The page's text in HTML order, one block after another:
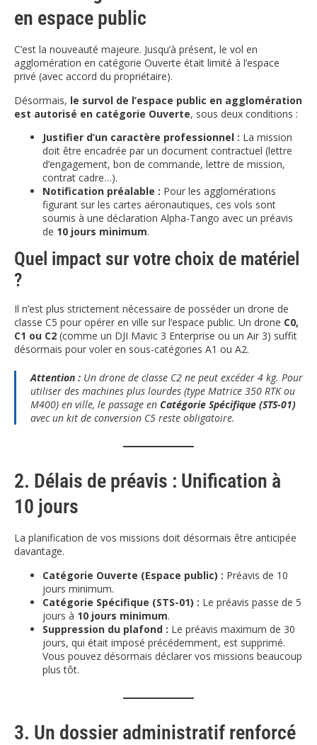
en espace public
C’est la nouveauté majeure. Jusqu’à présent, le vol en
agglomération en catégorie Ouverte était limité à l’espace
privé (avec accord du propriétaire).
Désormais, le survol de l’espace public en agglomération
est autorisé en catégorie Ouverte, sous deux conditions :
Justifier d’un caractère professionnel : La mission
doit être encadrée par un document contractuel (lettre
d’engagement, bon de commande, lettre de mission,
contrat cadre…).
Notification préalable : Pour les agglomérations
figurant sur les cartes aéronautiques, ces vols sont
soumis à une déclaration Alpha-Tango avec un préavis
de 10 jours minimum.
Quel impact sur votre choix de matériel
?
Il n’est plus strictement nécessaire de posséder un drone de
classe C5 pour opérer en ville sur l’espace public. Un drone C0,
C1 ou C2 (comme un DJI Mavic 3 Enterprise ou un Air 3) suffit
désormais pour voler en sous-catégories A1 ou A2.
Attention : Un drone de classe C2 ne peut excéder 4 kg. Pour
utiliser des machines plus lourdes (type Matrice 350 RTK ou
M400) en ville, le passage en Catégorie Spécifique (STS-01)
avec un kit de conversion C5 reste obligatoire.
2. Délais de préavis : Unification à
10 jours
La planification de vos missions doit désormais être anticipée
davantage.
Catégorie Ouverte (Espace public) : Préavis de 10
jours minimum.
Catégorie Spécifique (STS-01) : Le préavis passe de 5
jours à 10 jours minimum.
Suppression du plafond : Le préavis maximum de 30
jours, qui était imposé précédemment, est supprimé.
Vous pouvez désormais déclarer vos missions beaucoup
plus tôt.
3. Un dossier administratif renforcé